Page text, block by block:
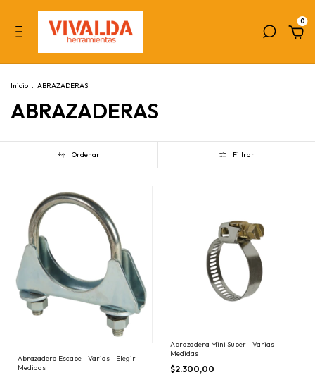
0
Inicio . ABRAZADERAS
ABRAZADERAS
Ordenar Filtrar
Abrazadera Escape - Varias - Elegir
Medidas
Abrazadera Mini Super - Varias
Medidas
$2.300,00